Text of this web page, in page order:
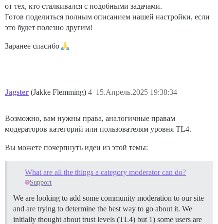
от тех, кто сталкивался с подобными задачами.
Готов поделиться полным описанием нашей настройки, если
это будет полезно другим!
Заранее спасибо
Jagster (Jakke Flemming) 15.Апрель.2025 19:38:34
4
Возможно, вам нужны права, аналогичные правам
модераторов категорий или пользователям уровня TL4.
Вы можете почерпнуть идеи из этой темы:
What are all the things a category moderator can do?
Support
We are looking to add some community moderation to our site
and are trying to determine the best way to go about it. We
initially thought about trust levels (TL4) but 1) some users are